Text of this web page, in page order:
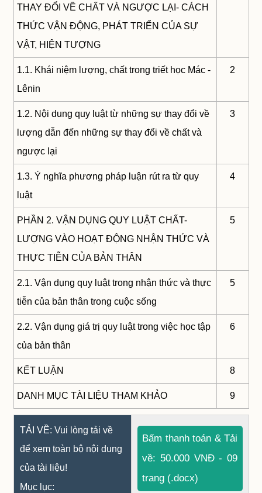
THAY ĐỔI VỀ CHẤT VÀ NGƯỢC LẠI- CÁCH
THỨC VẬN ĐỘNG, PHÁT TRIỂN CỦA SỰ
VẬT, HIỆN TƯỢNG
1.1. Khái niệm lượng, chất trong triết học Mác -
Lênin
2
1.2. Nội dung quy luật từ những sự thay đổi về
lượng dẫn đến những sự thay đổi về chất và
ngược lại
3
1.3. Ý nghĩa phương pháp luận rút ra từ quy
luật
4
PHẦN 2. VẬN DỤNG QUY LUẬT CHẤT-
LƯỢNG VÀO HOẠT ĐỘNG NHẬN THỨC VÀ
THỰC TIỄN CỦA BẢN THÂN
5
2.1. Vận dụng quy luật trong nhận thức và thực
tiễn của bản thân trong cuộc sống
5
2.2. Vận dụng giá trị quy luật trong việc học tập
của bản thân
6
KẾT LUẬN 8
DANH MỤC TÀI LIỆU THAM KHẢO 9
TẢI VỀ: Vui lòng tải về
để xem toàn bộ nội dung
của tài liệu!
Mục lục:
Bấm thanh toán & Tải
về: 50.000 VNĐ - 09
trang (.docx)